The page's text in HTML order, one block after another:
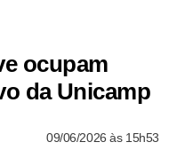
ocupam
da Unicamp
09/06/2026 às 15h53